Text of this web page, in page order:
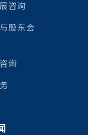
咨询
股东会
询